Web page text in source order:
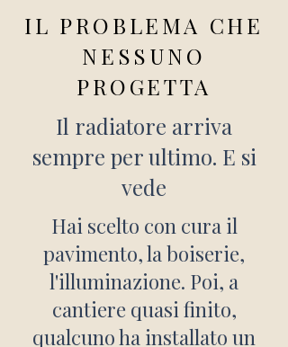
IL PROBLEMA CHE
NESSUNO
PROGETTA
Il radiatore arriva
sempre per ultimo. E si
vede
Hai scelto con cura il
pavimento, la boiserie,
l'illuminazione. Poi, a
cantiere quasi finito,
qualcuno ha installato un